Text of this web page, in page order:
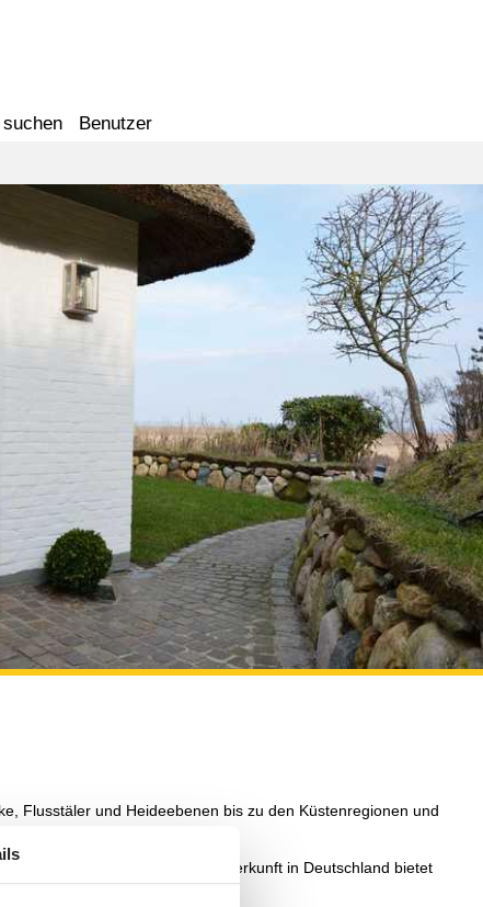
Benutzer
Flusstäler und Heideebenen bis zu den Küstenregionen und
Kurzum: Eine Unterkunft in Deutschland bietet